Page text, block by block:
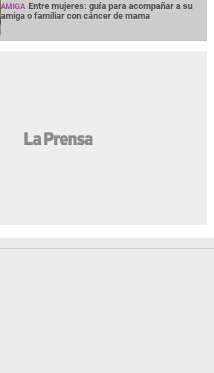
AMIGA Entre mujeres: guía para acompañar a su
amiga o familiar con cáncer de mama